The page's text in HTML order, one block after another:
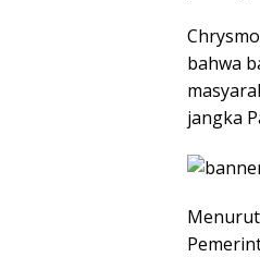
bahwa
jangka